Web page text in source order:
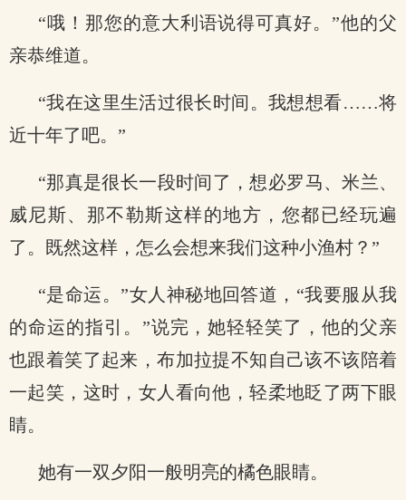
“哦！那您的意大利语说得可真好。”他的父
亲恭维道。
“我在这里生活过很长时间。我想想看……将
近十年了吧。”
“那真是很长一段时间了，想必罗马、米兰、
威尼斯、那不勒斯这样的地方，您都已经玩遍
了。既然这样，怎么会想来我们这种小渔村？”
“是命运。”女人神秘地回答道，“我要服从我
的命运的指引。”说完，她轻轻笑了，他的父亲
也跟着笑了起来，布加拉提不知自己该不该陪着
一起笑，这时，女人看向他，轻柔地眨了两下眼
睛。
她有一双夕阳一般明亮的橘色眼睛。